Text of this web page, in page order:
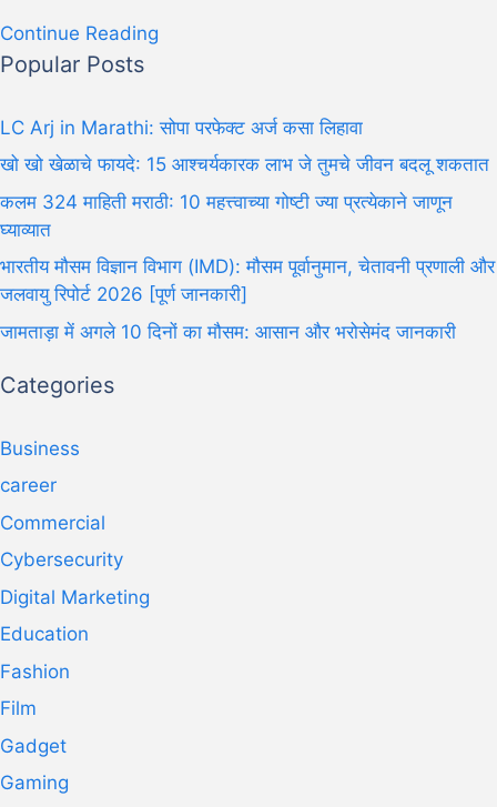
Continue Reading
Popular Posts
LC Arj in Marathi: सोपा परफेक्ट अर्ज कसा लिहावा
खो खो खेळाचे फायदे: 15 आश्चर्यकारक लाभ जे तुमचे जीवन बदलू शकतात
कलम 324 माहिती मराठी: 10 महत्त्वाच्या गोष्टी ज्या प्रत्येकाने जाणून
घ्याव्यात
भारतीय मौसम विज्ञान विभाग (IMD): मौसम पूर्वानुमान, चेतावनी प्रणाली और
जलवायु रिपोर्ट 2026 [पूर्ण जानकारी]
जामताड़ा में अगले 10 दिनों का मौसम: आसान और भरोसेमंद जानकारी
Categories
Business
career
Commercial
Cybersecurity
Digital Marketing
Education
Fashion
Film
Gadget
Gaming